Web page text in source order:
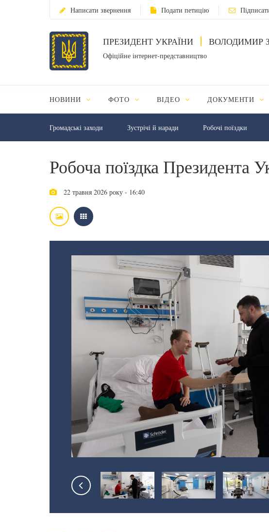
Написати звернення Подати петицію
ПРЕЗИДЕНТ УКРАЇНИ ВОЛОДИМИР
Офіційне інтернет-представництво
НОВИНИ ФОТО ВІДЕО ДОКУМЕНТИ
Громадські заходи Зустрічі й наради Робочі поїздки
Робоча поїздка Президента
22 травня 2026 року - 16:40